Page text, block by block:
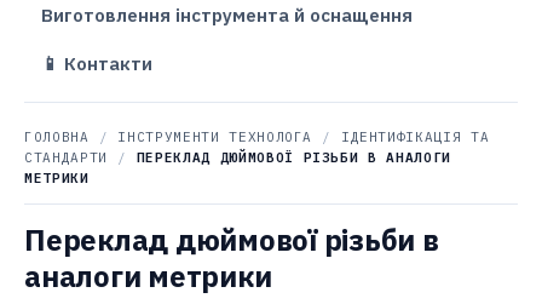
Виготовлення інструмента й оснащення
📱 Контакти
ГОЛОВНА / ІНСТРУМЕНТИ ТЕХНОЛОГА /
ІДЕНТИФІКАЦІЯ ТА
СТАНДАРТИ
/
ПЕРЕКЛАД ДЮЙМОВОЇ РІЗЬБИ В АНАЛОГИ
МЕТРИКИ
Переклад дюймової різьби в
аналоги метрики